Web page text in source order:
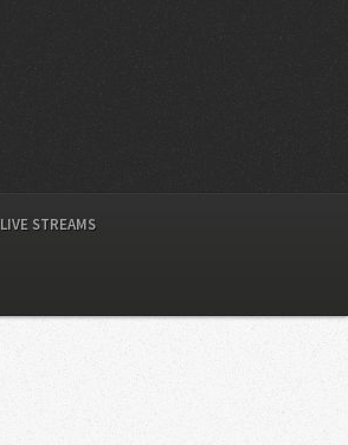
LIVE STREAMS